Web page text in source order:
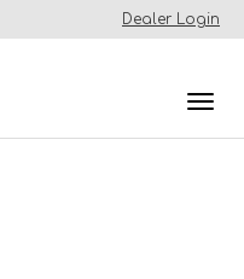
Dealer Login